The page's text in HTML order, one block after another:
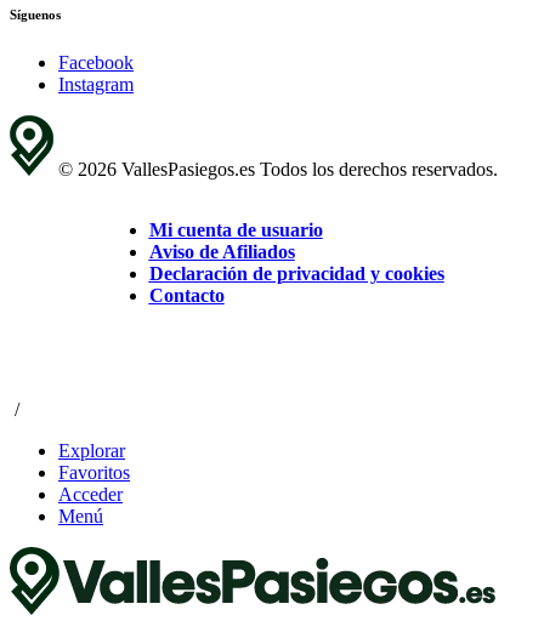
Síguenos
Facebook
Instagram
© 2026 VallesPasiegos.es Todos los derechos reservados.
Mi cuenta de usuario
Aviso de Afiliados
Declaración de privacidad y cookies
Contacto
/
Explorar
Favoritos
Acceder
Menú